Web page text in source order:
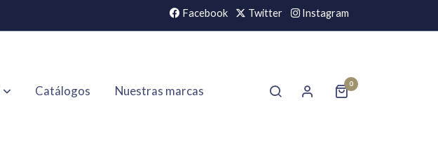
Facebook Twitter Instagram
Catálogos Nuestras marcas 0